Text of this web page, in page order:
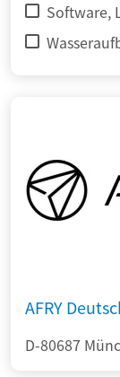
Software,
AFRY
D-80687